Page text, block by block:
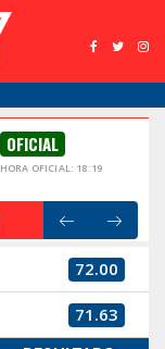
OFICIAL
HORA OFICIAL: 18:19
72.00
71.63